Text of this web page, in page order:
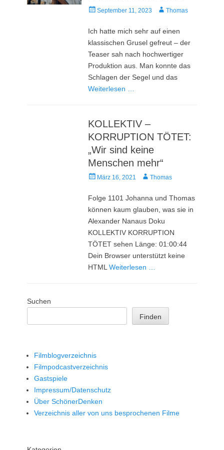
Veröffentlicht
September 11, 2023 AutorThomas
Ich hatte mich sehr auf einen
klassischen Grusel gefreut – der
Teaser sah nach hochwertiger
Produktion aus. Man konnte das
Schlagen der Segel und das
Weiterlesen …
KOLLEKTIV –
KORRUPTION TÖTET:
„Wir sind keine
Menschen mehr“
Veröffentlicht
März 16, 2021 AutorThomas
Folge 1101 Johanna und Thomas
können kaum glauben, was sie in
Alexander Nanaus Doku
KOLLEKTIV KORRUPTION
TÖTET sehen Länge: 01:00:44
Dein Browser unterstützt keine
HTMLWeiterlesen …
Suchen
Finden
Filmblogverzeichnis
Filmpodcastverzeichnis
Gastspiele
Impressum/Datenschutz
Über SchönerDenken
Verzeichnis aller von uns besprochenen Filme